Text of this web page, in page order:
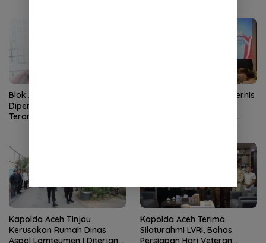
Blok Andaman
Dipertanyakan, Aceh Kembali
Terancam Jadi Penonton
Kapolda Aceh Buka Rakernis
Kapolda Aceh Tinjau
Kerusakan Rumah Dinas
Aspol Lamteumen I Diterjang
Kapolda Aceh Terima
Silaturahmi LVRI, Bahas
Persiapan Hari Veteran